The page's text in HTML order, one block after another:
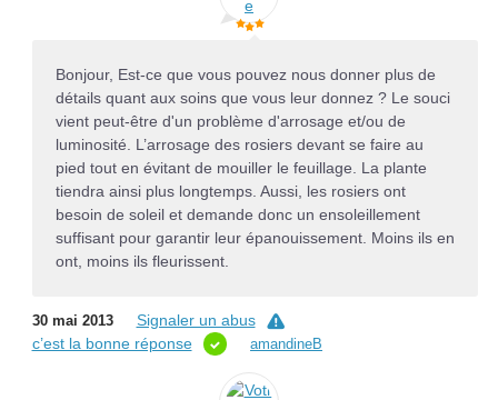
Bonjour, Est-ce que vous pouvez nous donner plus de
détails quant aux soins que vous leur donnez ? Le souci
vient peut-être d'un problème d'arrosage et/ou de
luminosité. L’arrosage des rosiers devant se faire au
pied tout en évitant de mouiller le feuillage. La plante
tiendra ainsi plus longtemps. Aussi, les rosiers ont
besoin de soleil et demande donc un ensoleillement
suffisant pour garantir leur épanouissement. Moins ils en
ont, moins ils fleurissent.
30 mai 2013
Signaler un abus
c’est la bonne réponse
amandineB